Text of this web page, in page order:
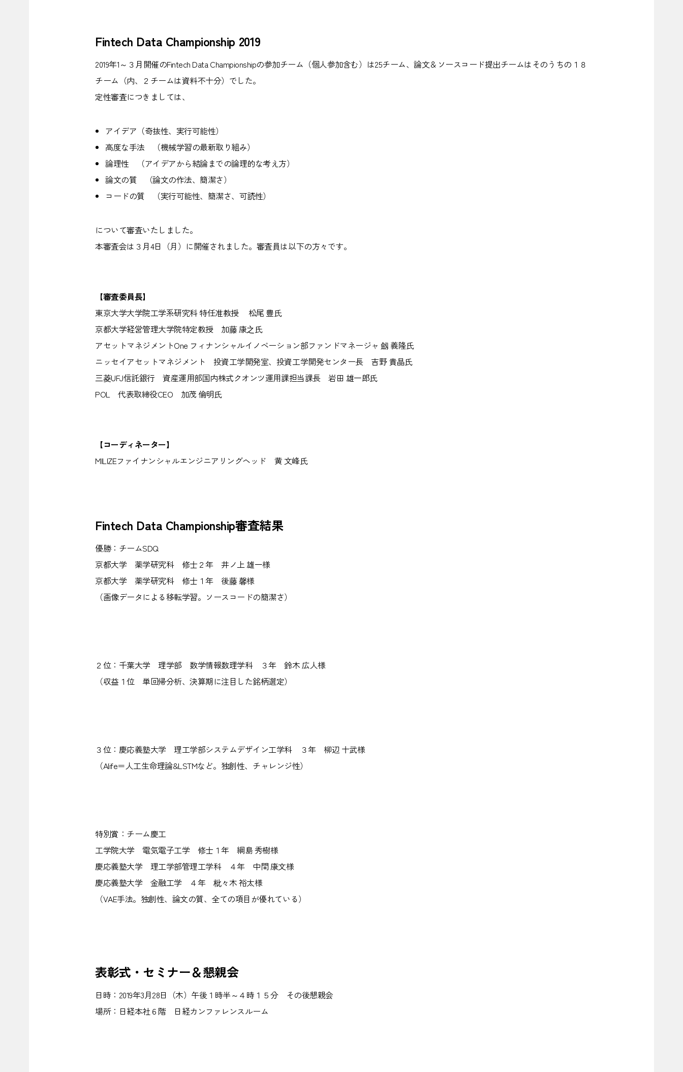
Fintech Data Championship 2019
2019年1～３月開催のFintech Data Championshipの参加チーム（個人参加含む）は25チーム、論文＆ソースコード提出チームはそのうちの１８
チーム（内、２チームは資料不十分）でした。
定性審査につきましては、
アイデア（奇抜性、実行可能性）
高度な手法 （機械学習の最新取り組み）
論理性 （アイデアから結論までの論理的な考え方）
論文の質 （論文の作法、簡潔さ）
コードの質 （実行可能性、簡潔さ、可読性）
について審査いたしました。
本審査会は３月4日（月）に開催されました。審査員は以下の方々です。
【審査委員長】
東京大学大学院工学系研究科 特任准教授 松尾 豊氏
京都大学経営管理大学院特定教授 加藤 康之氏
アセットマネジメントOne フィナンシャルイノベーション部ファンドマネージャ 劔 義隆氏
ニッセイアセットマネジメント 投資工学開発室、投資工学開発センター長 吉野 貴晶氏
三菱UFJ信託銀行 資産運用部国内株式クオンツ運用課担当課長 岩田 雄一郎氏
POL 代表取締役CEO 加茂 倫明氏
【コーディネーター】
MILIZEファイナンシャルエンジニアリングヘッド 黄 文峰氏
Fintech Data Championship審査結果
優勝：チームSDQ
京都大学 薬学研究科 修士２年 井ノ上 雄一様
京都大学 薬学研究科 修士１年 後藤 馨様
（画像データによる移転学習。ソースコードの簡潔さ）
２位：千葉大学 理学部 数学情報数理学科 ３年 鈴木 広人様
（収益１位 単回帰分析、決算期に注目した銘柄選定）
３位：慶応義塾大学 理工学部システムデザイン工学科 ３年 柳辺 十武様
（Alife＝人工生命理論&LSTMなど。独創性、チャレンジ性）
特別賞：チーム慶工
工学院大学 電気電子工学 修士１年 綱島 秀樹様
慶応義塾大学 理工学部管理工学科 ４年 中間 康文様
慶応義塾大学 金融工学 ４年 枇々木 裕太様
（VAE手法。独創性、論文の質、全ての項目が優れている）
表彰式・セミナー＆懇親会
日時：2019年3月28日（木）午後１時半～４時１５分 その後懇親会
場所：日経本社６階 日経カンファレンスルーム